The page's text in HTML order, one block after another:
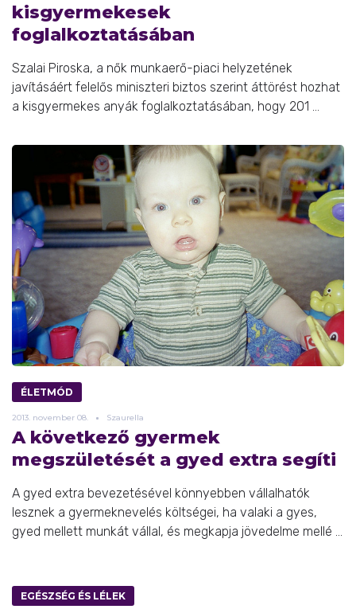
kisgyermekesek
foglalkoztatásában
Szalai Piroska, a nők munkaerő-piaci helyzetének
javításáért felelős miniszteri biztos szerint áttörést hozhat
a kisgyermekes anyák foglalkoztatásában, hogy 201 ...
ÉLETMÓD
2013. november 08. Szaurella
A következő gyermek
megszületését a gyed extra segíti
A gyed extra bevezetésével könnyebben vállalhatók
lesznek a gyermeknevelés költségei, ha valaki a gyes,
gyed mellett munkát vállal, és megkapja jövedelme mellé ...
EGÉSZSÉG ÉS LÉLEK